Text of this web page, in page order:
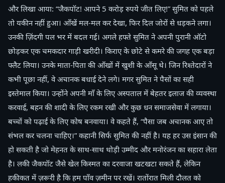
और लिखा आया: “जैकपॉट! आपने 5 करोड़ रुपये जीत लिए!” सुमित को पहले
तो यकीन नहीं हुआ। आँखें मल-मल कर देखा, फिर दिल जोरों से धड़कने लगा।
उनकी ज़िंदगी पल भर में बदल गई। अगले हफ्ते सुमित ने अपनी पुरानी ऑटो
छोड़कर एक चमकदार गाड़ी खरीदी। किराए के छोटे से कमरे की जगह एक बड़ा
फ्लैट लिया। उनके माता-पिता की आँखों में खुशी के आँसू थे। जिन रिश्तेदारों ने
कभी पूछा नहीं, वे अचानक बधाई देने लगे। मगर सुमित ने पैसों का सही
इस्तेमाल किया। उन्होंने अपनी माँ के लिए अस्पताल में बेहतर इलाज की व्यवस्था
करवाई, बहन की शादी के लिए रकम रखी और कुछ धन समाजसेवा में लगाया।
बच्चों को पढ़ाई के लिए कोष बनवाया। वे कहते हैं, “पैसा जब अचानक आए तो
संभल कर चलना चाहिए।” कहानी सिर्फ सुमित की नहीं है। यह हर उस इंसान की
हो सकती है जो मेहनत के साथ-साथ थोड़ी उम्मीद और मनोरंजन का सहारा लेता
है। लकी जैकपॉट जैसे खेल किस्मत का दरवाजा खटखटा सकते हैं, लेकिन
हकीकत में ज़रूरी है कि हम पाँव ज़मीन पर रखें। रातोंरात मिली दौलत को